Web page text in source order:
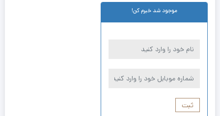
موجود شد خبرم کن!
ثبت